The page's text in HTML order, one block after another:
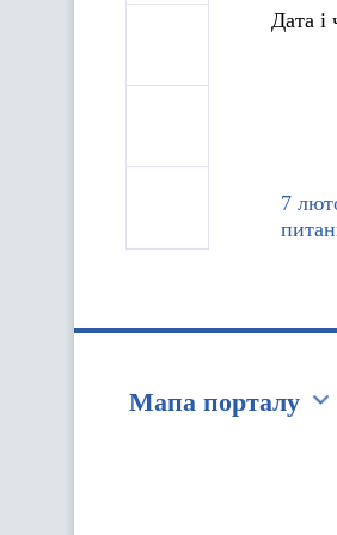
Дата і
7
Мапа порталу